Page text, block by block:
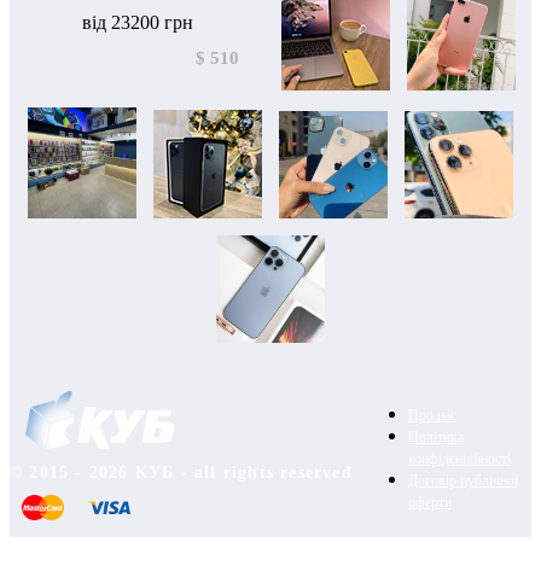
від 23200 грн
$ 510